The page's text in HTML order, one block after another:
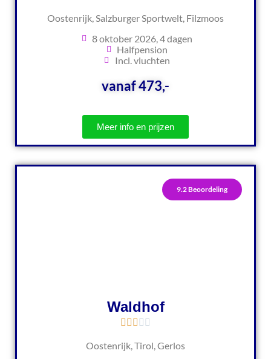
Oostenrijk, Salzburger Sportwelt, Filzmoos
8 oktober 2026, 4 dagen
Halfpension
Incl. vluchten
vanaf 473,-
Meer info en prijzen
9.2 Beoordeling
Waldhof
Oostenrijk, Tirol, Gerlos